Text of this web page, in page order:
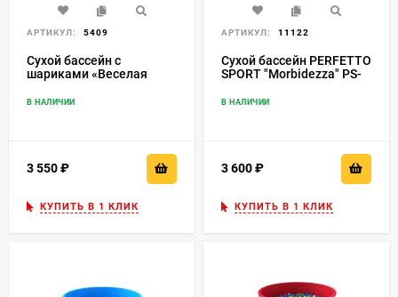
АРТИКУЛ: 5409
Сухой бассейн с
шариками «Веселая
МК-02.51.01
В НАЛИЧИИ
3 550
КУПИТЬ В 1 КЛИК
АРТИКУЛ: 11122
Сухой бассейн PERFETTO
SPORT "Morbidezza" PS-
В НАЛИЧИИ
3 600
КУПИТЬ В 1 КЛИК